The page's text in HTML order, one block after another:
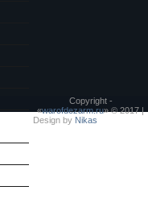
Copyright -
«warofdezarm.ru» © 2017 |
Design by Nikas